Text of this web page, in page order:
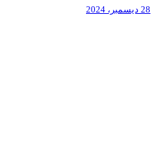
28 ديسمبر، 2024